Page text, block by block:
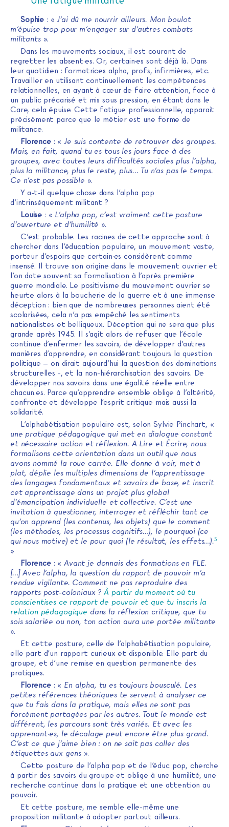
Sophie : «J’ai dû me nourrir ailleurs. Mon boulot
m’épuise trop pour m’engager sur d’autres combats
militants ».
Dans les mouvements sociaux, il est courant de
regretter les absent·es. Or, certain·es sont déjà là. Dans
leur quotidien : formatrices alpha, profs, infirmières, etc.
Travailler en utilisant continuellement les compétences
relationnelles, en ayant à cœur de faire attention, face à
un public précarisé et mis sous pression, en étant dans le
Care, cela épuise. Cette fatigue professionnelle, apparait
précisément parce que le métier est une forme de
militance.
Florence: «Je suis contente de retrouver des groupes.
Mais, en fait, quand tu es tous les jours face à des
groupes, avec toutes leurs difficultés sociales plus l’alpha,
plus la militance, plus le reste, plus… Tu n’as pas le temps.
Ce n’est pas possible ».
Y a-t-il quelque chose dans l’alpha pop
d’intrinsèquement militant ?
Louise : « L’alpha pop, c’est vraiment cette posture
d’ouverture et d’humilité ».
C’est probable. Les racines de cette approche sont à
chercher dans l’éducation populaire, un mouvement vaste,
porteur d’espoirs que certain·es considèrent comme
insensé. Il trouve son origine dans le mouvement ouvrier et
l’on date souvent sa formalisation à l’après première
guerre mondiale. Le positivisme du mouvement ouvrier se
heurte alors à la boucherie de la guerre et à une immense
déception : bien que de nombreuses personnes aient été
scolarisées, cela n’a pas empêché les sentiments
nationalistes et belliqueux. Déception qui ne sera que plus
grande après 1945. Il s’agit alors de refuser que l’école
continue d’enfermer les savoirs, de développer d’autres
manières d’apprendre, en considérant toujours la question
politique – on dirait aujourd’hui la question des dominations
structurelles -, et la non-hiérarchisation des savoirs. De
développer nos savoirs dans une égalité réelle entre
chacun.es. Parce qu’apprendre ensemble oblige à l’altérité,
confronte et développe l’esprit critique mais aussi la
solidarité.
L’alphabétisation populaire est, selon Sylvie Pinchart, «
une pratique pédagogique qui met en dialogue constant
et nécessaire action et réflexion. A Lire et Écrire, nous
formalisons cette orientation dans un outil que nous
avons nommé la roue carrée. Elle donne à voir, met à
plat, déplie les multiples dimensions de l’apprentissage
des langages fondamentaux et savoirs de base, et inscrit
cet apprentissage dans un projet plus global
d’émancipation individuelle et collective. C’est une
invitation à questionner, interroger et réfléchir tant ce
qu’on apprend (les contenus, les objets) que le comment
(les méthodes, les processus cognitifs…), le pourquoi (ce
qui nous motive) et le pour quoi (le résultat, les effets…).5
»
Florence: «Avant je donnais des formations en FLE.
[…] Avec l’alpha, la question du rapport de pouvoir m’a
rendue vigilante. Comment ne pas reproduire des
rapports post-coloniaux ?À partir du moment où tu
conscientises ce rapport de pouvoir et que tu inscris la
relation pédagogique dans la réflexion critique, que tu
sois salariée ou non, ton action aura une portée militante
».
Et cette posture, celle de l’alphabétisation populaire,
elle part d’un rapport curieux et disponible. Elle part du
groupe, et d’une remise en question permanente des
pratiques.
Florence: « En alpha, tu es toujours bousculé. Les
petites références théoriques te servent à analyser ce
que tu fais dans la pratique, mais elles ne sont pas
forcément partagées par les autres. Tout le monde est
différent, les parcours sont très variés. Et avec les
apprenant·es, le décalage peut encore être plus grand.
C’est ce que j’aime bien : on ne sait pas coller des
étiquettes aux gens ».
Cette posture de l’alpha pop et de l’éduc pop, cherche
à partir des savoirs du groupe et oblige à une humilité, une
recherche continue dans la pratique et une attention au
pouvoir.
Et cette posture, me semble elle-même une
proposition militante à adopter partout ailleurs.